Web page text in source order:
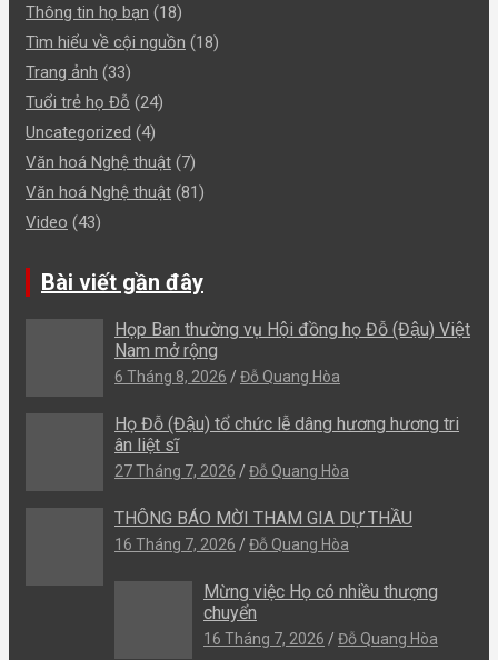
Thông tin họ bạn (18)
Tìm hiểu về cội nguồn (18)
Trang ảnh (33)
Tuổi trẻ họ Đỗ (24)
Uncategorized (4)
Văn hoá Nghệ thuật (7)
Văn hoá Nghệ thuật (81)
Video (43)
Bài viết gần đây
Họp Ban thường vụ Hội đồng họ Đỗ (Đậu) Việt
Nam mở rộng
6 Tháng 8, 2026 Đỗ Quang Hòa
Họ Đỗ (Đậu) tổ chức lễ dâng hương hương tri
ân liệt sĩ
27 Tháng 7, 2026 Đỗ Quang Hòa
THÔNG BÁO MỜI THAM GIA DỰ THẦU
16 Tháng 7, 2026 Đỗ Quang Hòa
Mừng việc Họ có nhiều thượng
chuyển
16 Tháng 7, 2026 Đỗ Quang Hòa